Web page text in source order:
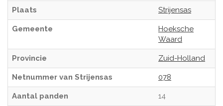
Plaats Strijensas
Gemeente
Hoeksche
Waard
Provincie Zuid-Holland
Netnummer van Strijensas 078
Aantal panden 14